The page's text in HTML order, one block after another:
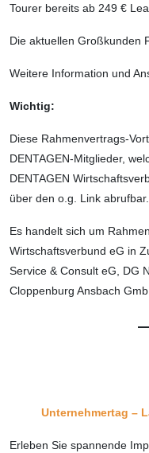
Tourer bereits ab 249 €
Die aktuellen Großkunden
Weitere Information und
Wichtig:
Diese Rahmenvertrags-
DENTAGEN-Mitglieder,
DENTAGEN
über den o.g. Link abrufbar.
Es handelt sich um
Wirtschaftsverbund eG in
Service & Consult eG, DG
Cloppenburg Ansbach
Unternehmertag –
Erleben Sie spannende